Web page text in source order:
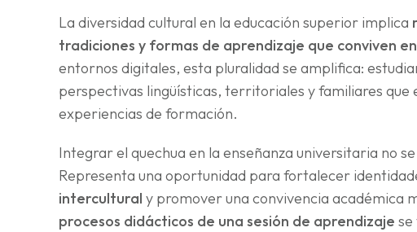
La diversidad cultural en la educación superior implica
tradiciones y formas de aprendizaje que conviven
entornos digitales, esta pluralidad se amplifica:
perspectivas lingüísticas, territoriales y familiares que
experiencias de formación.
Integrar el quechua en la enseñanza universitaria no
Representa una oportunidad para fortalecer
intercultural y promover una convivencia académica
procesos didácticos de una sesión de aprendizaje se